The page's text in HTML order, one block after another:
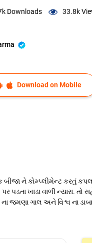
Downloads 33.8k
Download on Mobile
ને કોમ્પ્લીમેન્ટ કરતું
પડતા ખાડા વાળી ન્યારા. તો
જમણા ગાલ અને વિશ્વ ના